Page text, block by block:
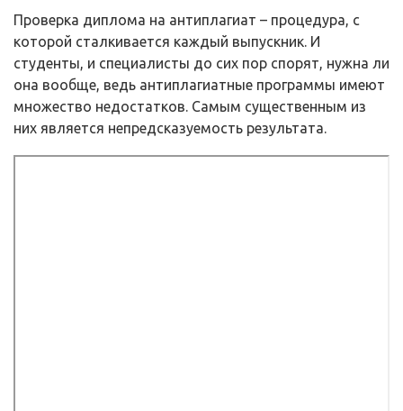
Проверка диплома на антиплагиат – процедура, с
которой сталкивается каждый выпускник. И
студенты, и специалисты до сих пор спорят, нужна ли
она вообще, ведь антиплагиатные программы имеют
множество недостатков. Самым существенным из
них является непредсказуемость результата.